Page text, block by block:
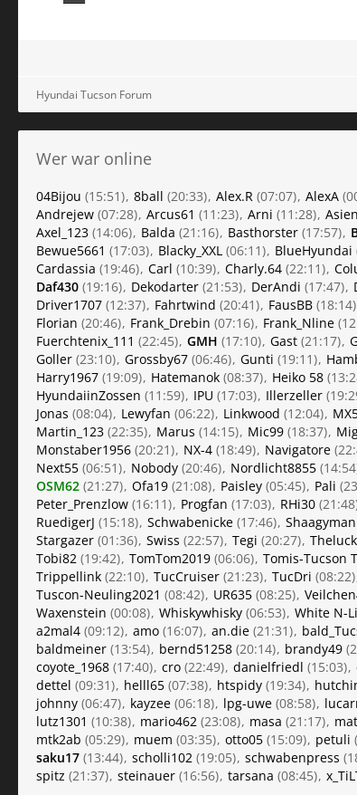
Hyundai Tucson Forum
Wer war online
04Bijou (15:51) 8ball (20:33) Alex.R (07:07) AlexA
Andrejew (07:28) Arcus61 (11:23) Arni (11:28)
Axel_123 (14:06) Balda (21:16) Basthorster (17:57)
Bewue5661 (17:03) Blacky_XXL (06:11) BlueHyundai
Cardassia (19:46) Carl (10:39) Charly.64 (22:11)
Daf430 (19:16) Dekodarter (21:53) DerAndi (17:47)
Driver1707 (12:37) Fahrtwind (20:41) FausBB (18:14)
Florian (20:46) Frank_Drebin (07:16) Frank_Nline
Fuerchtenix_111 (22:45) GMH (17:10) Gast (21:17)
Goller (23:10) Grossby67 (06:46) Gunti (19:11)
Harry1967 (19:09) Hatemanok (08:37) Heiko 58
HyundaiinZossen (11:59) IPU (17:03) Illerzeller
Jonas (08:04) Lewyfan (06:22) Linkwood (12:04)
Martin_123 (22:35) Marus (14:15) Mic99 (18:37)
Monstaber1956 (20:21) NX-4 (18:49) Navigatore
Next55 (06:51) Nobody (20:46) Nordlicht8855
OSM62 (21:27) Ofa19 (21:08) Paisley (05:45) Pali
Peter_Prenzlow (16:11) Progfan (17:03) RHi30
RuedigerJ (15:18) Schwabenicke (17:46) Shaagyman
Stargazer (01:36) Swiss (22:57) Tegi (20:27)
Tobi82 (19:42) TomTom2019 (06:06) Tomis-Tucson
Trippellink (22:10) TucCruiser (21:23) TucDri (08:22)
Tuscon-Neuling2021 (08:42) UR635 (08:25)
Waxenstein (00:08) Whiskywhisky (06:53) White N-
a2mal4 (09:12) amo (16:07) an.die (21:31)
baldmeiner (13:54) bernd51258 (20:14) brandy49
coyote_1968 (17:40) cro (22:49) danielfriedl (15:03)
dettel (09:31) helll65 (07:38) htspidy (19:34)
johnny (06:47) kayzee (06:18) lpg-uwe (08:58)
lutz1301 (10:38) mario462 (23:08) masa (21:17)
mtk2ab (05:29) muem (03:35) otto05 (15:09) petuli
saku17 (13:44) scholli102 (19:05) schwabenpress
spitz (21:37) steinauer (16:56) tarsana (08:45)